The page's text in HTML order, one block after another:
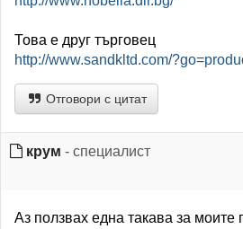
Това е друг търговец
http://www.sandkltd.com/
Отговори с цитат
крум - специалист
Аз ползвах една такава за